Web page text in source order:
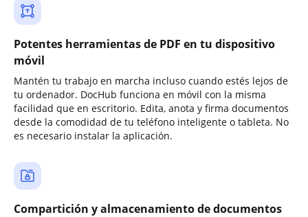
Potentes herramientas de PDF en tu dispositivo
móvil
Mantén tu trabajo en marcha incluso cuando estés lejos de
tu ordenador. DocHub funciona en móvil con la misma
facilidad que en escritorio. Edita, anota y firma documentos
desde la comodidad de tu teléfono inteligente o tableta. No
es necesario instalar la aplicación.
Compartición y almacenamiento de documentos